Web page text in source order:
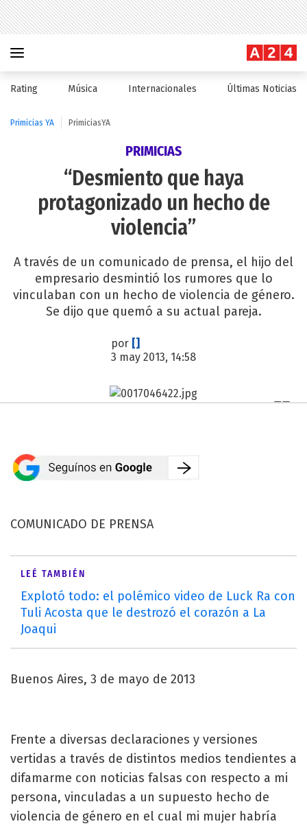
Rating Música Internacionales Últimas Noticias
Primicias YA PrimiciasYA
PRIMICIAS
“Desmiento que haya
protagonizado un hecho de
violencia”
A través de un comunicado de prensa, el hijo del
empresario desmintió los rumores que lo
vinculaban con un hecho de violencia de género.
Se dijo que quemó a su actual pareja.
por []
3 may 2013, 14:58
COMUNICADO DE PRENSA
LEÉ TAMBIÉN
Explotó todo: el polémico video de Luck Ra con
Tuli Acosta que le destrozó el corazón a La
Joaqui
Buenos Aires, 3 de mayo de 2013
Frente a diversas declaraciones y versiones
vertidas a través de distintos medios tendientes a
difamarme con noticias falsas con respecto a mi
persona, vinculadas a un supuesto hecho de
violencia de género en el cual mi mujer habría